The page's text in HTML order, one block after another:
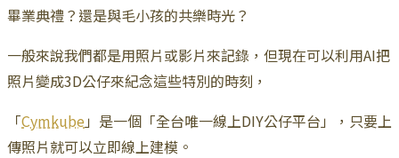
畢業典禮？還是與毛小孩的共樂時光？
一般來說我們都是用照片或影片來記錄，但現在可以利用AI把
照片變成3D公仔來紀念這些特別的時刻，
「Cymkube」是一個「全台唯一線上DIY公仔平台」，只要上
傳照片就可以立即線上建模。